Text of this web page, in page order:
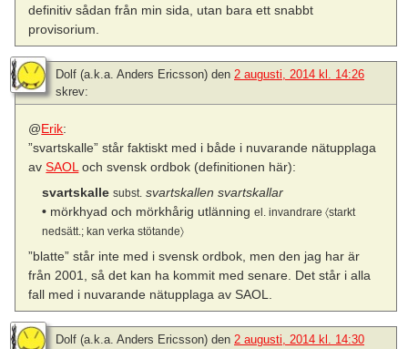
definitiv sådan från min sida, utan bara ett snabbt
provisorium.
Dolf (a.k.a. Anders Ericsson) den 2 augusti, 2014 kl. 14:26
skrev:
@Erik:
”svartskalle” står faktiskt med i både i nuvarande nätupplaga
avSAOL och svensk ordbok (definitionen här):
svartskalle subst. svartskallen svartskallar
•mörkhyad och mörkhårig utlänning el. invandrare 〈starkt
nedsätt.; kan verka stötande〉
”blatte” står inte med i svensk ordbok, men den jag har är
från 2001, så det kan ha kommit med senare. Det står i alla
fall med i nuvarande nätupplaga av SAOL.
Dolf (a.k.a. Anders Ericsson) den 2 augusti, 2014 kl. 14:30